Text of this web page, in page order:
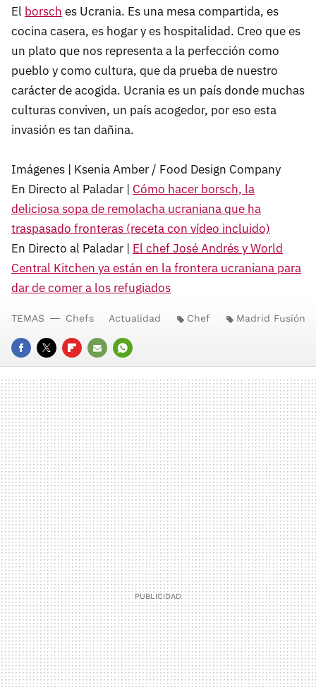
El borsch es Ucrania. Es una mesa compartida, es
cocina casera, es hogar y es hospitalidad. Creo que es
un plato que nos representa a la perfección como
pueblo y como cultura, que da prueba de nuestro
carácter de acogida. Ucrania es un país donde muchas
culturas conviven, un país acogedor, por eso esta
invasión es tan dañina.
Imágenes | Ksenia Amber / Food Design Company
En Directo al Paladar | Cómo hacer borsch, la
deliciosa sopa de remolacha ucraniana que ha
traspasado fronteras (receta con vídeo incluido)
En Directo al Paladar | El chef José Andrés y World
Central Kitchen ya están en la frontera ucraniana para
dar de comer a los refugiados
FACEBOOK
TWITTERFLIPBOARD
E-
MAIL
WHATSAPP
TEMAS Chefs Actualidad Chef Madrid Fusión